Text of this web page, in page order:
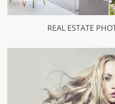
REAL ESTATE